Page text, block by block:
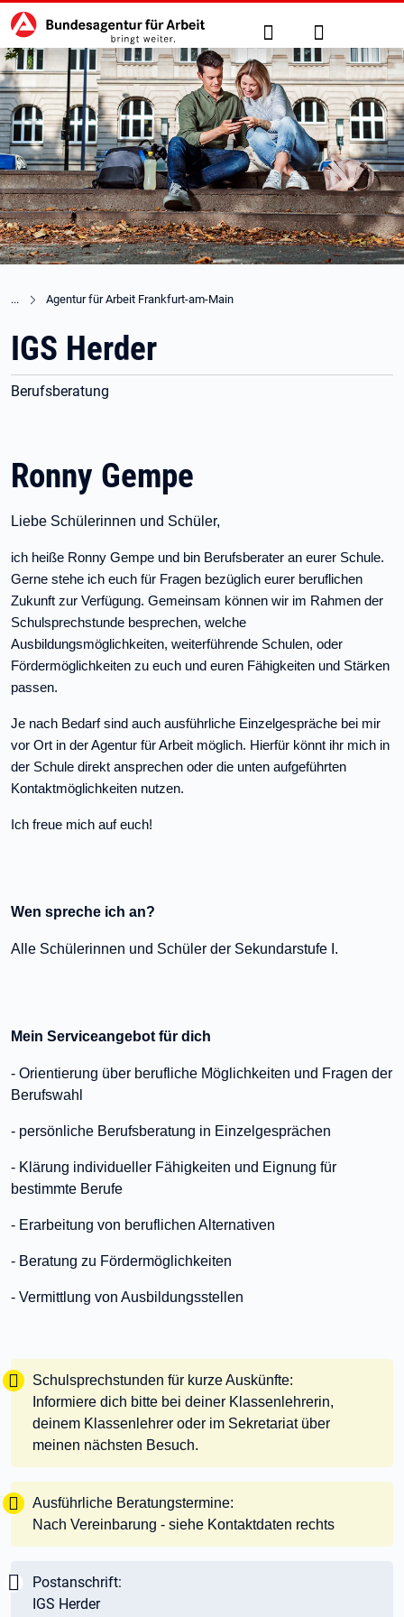
zu den Hauptinhalten springen
Hauptnavigation Suche Anmelden
Agentur für Arbeit Frankfurt-am-Main
IGS Herder
Berufsberatung
Ronny Gempe
Liebe Schülerinnen und Schüler,
ich heiße Ronny Gempe und bin Berufsberater an eurer Schule.
Gerne stehe ich euch für Fragen bezüglich eurer beruflichen
Zukunft zur Verfügung. Gemeinsam können wir im Rahmen der
Schulsprechstunde besprechen, welche
Ausbildungsmöglichkeiten, weiterführende Schulen, oder
Fördermöglichkeiten zu euch und euren Fähigkeiten und Stärken
passen.
Je nach Bedarf sind auch ausführliche Einzelgespräche bei mir
vor Ort in der Agentur für Arbeit möglich. Hierfür könnt ihr mich in
der Schule direkt ansprechen oder die unten aufgeführten
Kontaktmöglichkeiten nutzen.
Ich freue mich auf euch!
Wen spreche ich an?
Alle Schülerinnen und Schüler der Sekundarstufe I.
Mein Serviceangebot für dich
- Orientierung über berufliche Möglichkeiten und Fragen der
Berufswahl
- persönliche Berufsberatung in Einzelgesprächen
- Klärung individueller Fähigkeiten und Eignung für
bestimmte Berufe
- Erarbeitung von beruflichen Alternativen
- Beratung zu Fördermöglichkeiten
- Vermittlung von Ausbildungsstellen
Tipp:
Schulsprechstunden für kurze Auskünfte:
Informiere dich bitte bei deiner Klassenlehrerin,
deinem Klassenlehrer oder im Sekretariat über
meinen nächsten Besuch.
Tipp:
Ausführliche Beratungstermine:
Nach Vereinbarung - siehe Kontaktdaten rechts
Wichtig:
Postanschrift:
IGS Herder